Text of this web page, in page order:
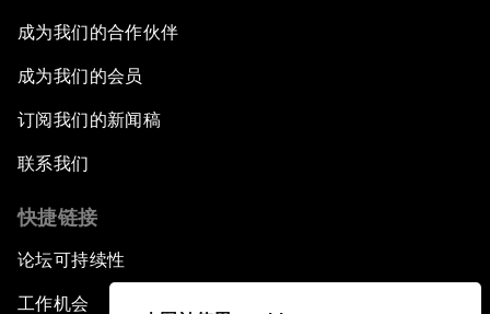
成为我们的合作伙伴
成为我们的会员
订阅我们的新闻稿
联系我们
快捷链接
论坛可持续性
工作机会